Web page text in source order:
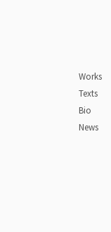
Works
Texts
Bio
News